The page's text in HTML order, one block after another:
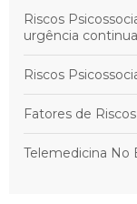
Riscos
urgência continua
Riscos
Fatores de
Telemedicina No